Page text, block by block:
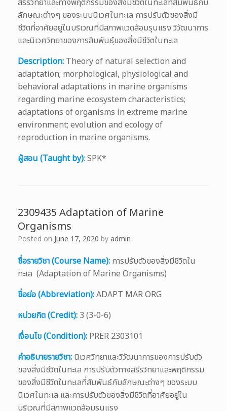
สรีรวิทยาและทางพฤติกรรมของสิ่งมีชีวิตในทะเลที่สัมพันธ์กับ
ลักษณะต่างๆ ของระบบนิเวศในทะเล การปรับตัวของสิ่งมี
ชีวิตที่อาศัยอยู่ในบริเวณที่มีสภาพแวดล้อมรุนแรง วิวัฒนาการ
และนิเวศวิทยาของการสืบพันธุ์ของสิ่งมีชีวิตในทะเล
Description: Theory of natural selection and
adaptation; morphological, physiological and
behavioral adaptations in marine organisms
regarding marine ecosystem characteristics;
adaptations of organisms in extreme marine
environment; evolution and ecology of
reproduction in marine organisms.
ผู้สอน (Taught by): SPK*
2309435 Adaptation of Marine
Organisms
Posted on June 17, 2020 byadmin
ชื่อรายวิชา (Course Name): การปรับตัวของสิ่งมีชีวิตใน
ทะเล (Adaptation of Marine Organisms)
ชื่อย่อ (Abbreviation):ADAPT MAR ORG
หน่วยกิต (Credit): 3 (3-0-6)
เงื่อนไข (Condition): PRER 2303101
คำอธิบายรายวิชา: นิเวศวิทยาและวิวัฒนาการของการปรับตัว
ของสิ่งมีชีวิตในทะเล การปรับตัวทางสรีรวิทยาและพฤติกรรม
ของสิ่งมีชีวิตในทะเลที่สัมพันธ์กับลักษณะต่างๆ ของระบบ
นิเวศในทะเล และการปรับตัวของสิ่งมีชีวิตที่อาศัยอยู่ใน
บริเวณที่มีสภาพแวดล้อมรุนแรง